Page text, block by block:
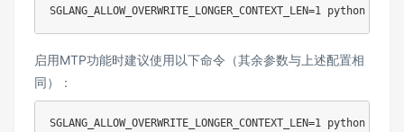
SGLANG_ALLOW_OVERWRITE_LONGER_CONTEXT_LEN=1 python -m
启用MTP功能时建议使用以下命令（其余参数与上述配置相
同）：
SGLANG_ALLOW_OVERWRITE_LONGER_CONTEXT_LEN=1 python -m